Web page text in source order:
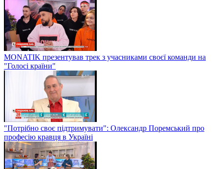
MONATIK презентував трек з учасниками своєї команди на
"Голосі країни"
"Потрібно своє підтримувати": Олександр Поремський про
професію кравця в Україні